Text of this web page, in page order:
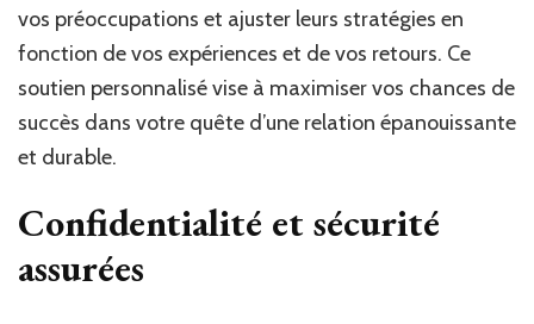
vos préoccupations et ajuster leurs stratégies en
fonction de vos expériences et de vos retours. Ce
soutien personnalisé vise à maximiser vos chances de
succès dans votre quête d’une relation épanouissante
et durable.
Confidentialité et sécurité
assurées